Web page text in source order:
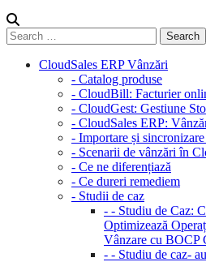
CloudSales ERP Vânzări
- Catalog produse
- CloudBill: Facturier
- CloudGest: Gestiune
- CloudSales ERP:
- Importare și
- Scenarii de vânzări în
- Ce ne diferențiază
- Ce dureri remediem
- Studii de caz
- - Studiu de Caz:
Optimizează
Vânzare cu BOCP
- - Studiu de caz-